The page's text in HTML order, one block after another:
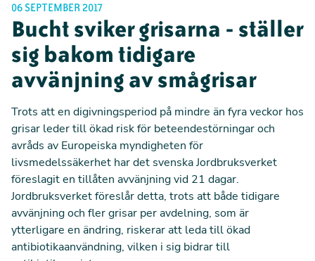
06 SEPTEMBER 2017
Bucht sviker grisarna - ställer
sig bakom tidigare
avvänjning av smågrisar
Trots att en digivningsperiod på mindre än fyra veckor hos
grisar leder till ökad risk för beteendestörningar och
avråds av Europeiska myndigheten för
livsmedelssäkerhet har det svenska Jordbruksverket
föreslagit en tillåten avvänjning vid 21 dagar.
Jordbruksverket föreslår detta, trots att både tidigare
avvänjning och fler grisar per avdelning, som är
ytterligare en ändring, riskerar att leda till ökad
antibiotikaanvändning, vilken i sig bidrar till